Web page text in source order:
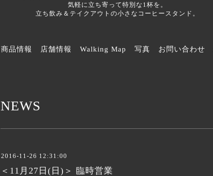
気軽に立ち寄って特別な1杯を。
立ち飲み＆テイクアウトの小さなコーヒースタンド。
商品情報 店舗情報 Walking Map 写真 お問い合わせ
NEWS
2016-11-26 12:31:00
＜11月27日(日)＞ 臨時営業